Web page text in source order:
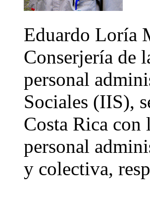
Eduardo Loría
Conserjería de
personal
Sociales (IIS),
Costa Rica con
personal
y colectiva,